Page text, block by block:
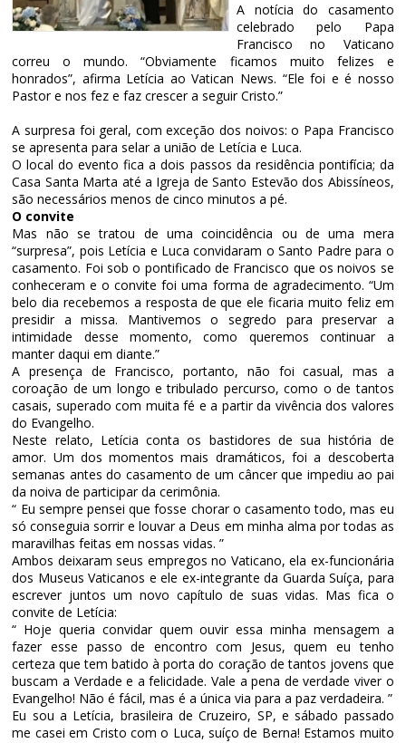
A notícia do casamento
celebrado pelo Papa
Francisco no Vaticano
correu o mundo. “Obviamente ficamos muito felizes e
honrados”, afirma Letícia ao Vatican News. “Ele foi e é nosso
Pastor e nos fez e faz crescer a seguir Cristo.”
A surpresa foi geral, com exceção dos noivos: o Papa Francisco
se apresenta para selar a união de Letícia e Luca.
O local do evento fica a dois passos da residência pontifícia; da
Casa Santa Marta até a Igreja de Santo Estevão dos Abissíneos,
são necessários menos de cinco minutos a pé.
O convite
Mas não se tratou de uma coincidência ou de uma mera
“surpresa”, pois Letícia e Luca convidaram o Santo Padre para o
casamento. Foi sob o pontificado de Francisco que os noivos se
conheceram e o convite foi uma forma de agradecimento. “Um
belo dia recebemos a resposta de que ele ficaria muito feliz em
presidir a missa. Mantivemos o segredo para preservar a
intimidade desse momento, como queremos continuar a
manter daqui em diante.”
A presença de Francisco, portanto, não foi casual, mas a
coroação de um longo e tribulado percurso, como o de tantos
casais, superado com muita fé e a partir da vivência dos valores
do Evangelho.
Neste relato, Letícia conta os bastidores de sua história de
amor. Um dos momentos mais dramáticos, foi a descoberta
semanas antes do casamento de um câncer que impediu ao pai
da noiva de participar da cerimônia.
“ Eu sempre pensei que fosse chorar o casamento todo, mas eu
só conseguia sorrir e louvar a Deus em minha alma por todas as
maravilhas feitas em nossas vidas. ”
Ambos deixaram seus empregos no Vaticano, ela ex-funcionária
dos Museus Vaticanos e ele ex-integrante da Guarda Suíça, para
escrever juntos um novo capítulo de suas vidas. Mas fica o
convite de Letícia:
“ Hoje queria convidar quem ouvir essa minha mensagem a
fazer esse passo de encontro com Jesus, quem eu tenho
certeza que tem batido à porta do coração de tantos jovens que
buscam a Verdade e a felicidade. Vale a pena de verdade viver o
Evangelho! Não é fácil, mas é a única via para a paz verdadeira. ”
Eu sou a Letícia, brasileira de Cruzeiro, SP, e sábado passado
me casei em Cristo com o Luca, suíço de Berna! Estamos muito